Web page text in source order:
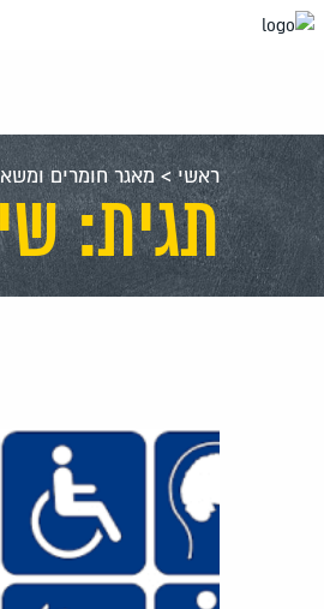
עבור
ראשי>מאגר חומרים
תגית: